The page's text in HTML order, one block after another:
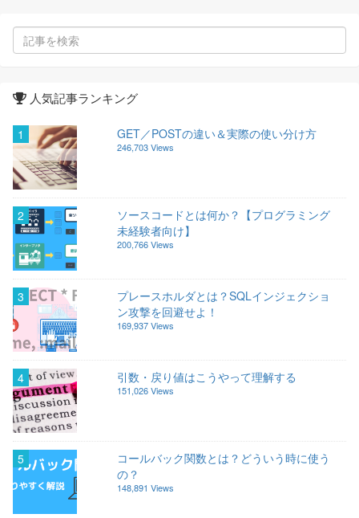
人気記事ランキング
1 GET／POSTの違い＆実際の使い分け方
246,703 Views
2
ソースコードとは何か？【プログラミング
未経験者向け】
200,766 Views
3
プレースホルダとは？SQLインジェクショ
ン攻撃を回避せよ！
169,937 Views
4 引数・戻り値はこうやって理解する
151,026 Views
5
コールバック関数とは？どういう時に使う
の？
148,891 Views